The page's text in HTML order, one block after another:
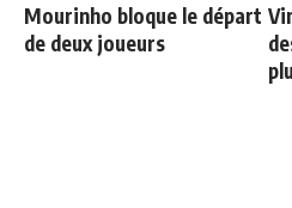
Mourinho bloque le départ
de deux joueurs